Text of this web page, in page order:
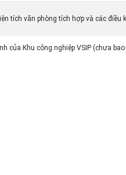
tích văn phòng tích hợp và các điều
của Khu công nghiệp VSIP (chưa